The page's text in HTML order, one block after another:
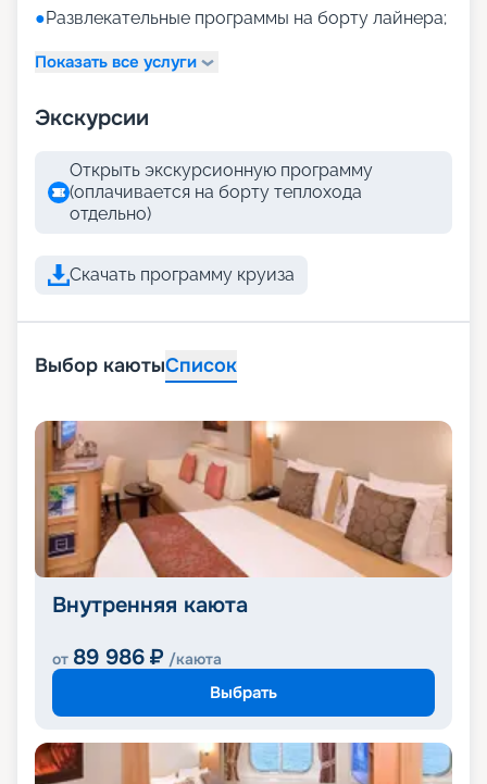
●Развлекательные программы на борту лайнера;
Показать все услуги
Экскурсии
Открыть экскурсионную программу
(оплачивается на борту теплохода
отдельно)
Скачать программу круиза
Выбор каютыСписок
Внутренняя каюта
от 89 986 ₽ /каюта
Выбрать